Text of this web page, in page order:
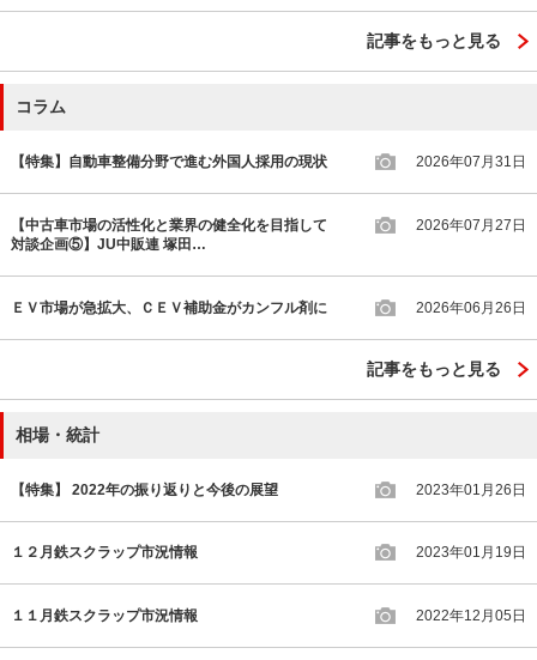
記事をもっと見る
コラム
【特集】自動車整備分野で進む外国人採用の現状 2026年07月31日
【中古車市場の活性化と業界の健全化を目指して
対談企画⑤】JU中販連 塚田…
2026年07月27日
ＥＶ市場が急拡大、ＣＥＶ補助金がカンフル剤に 2026年06月26日
記事をもっと見る
相場・統計
【特集】 2022年の振り返りと今後の展望 2023年01月26日
１２月鉄スクラップ市況情報 2023年01月19日
１１月鉄スクラップ市況情報 2022年12月05日